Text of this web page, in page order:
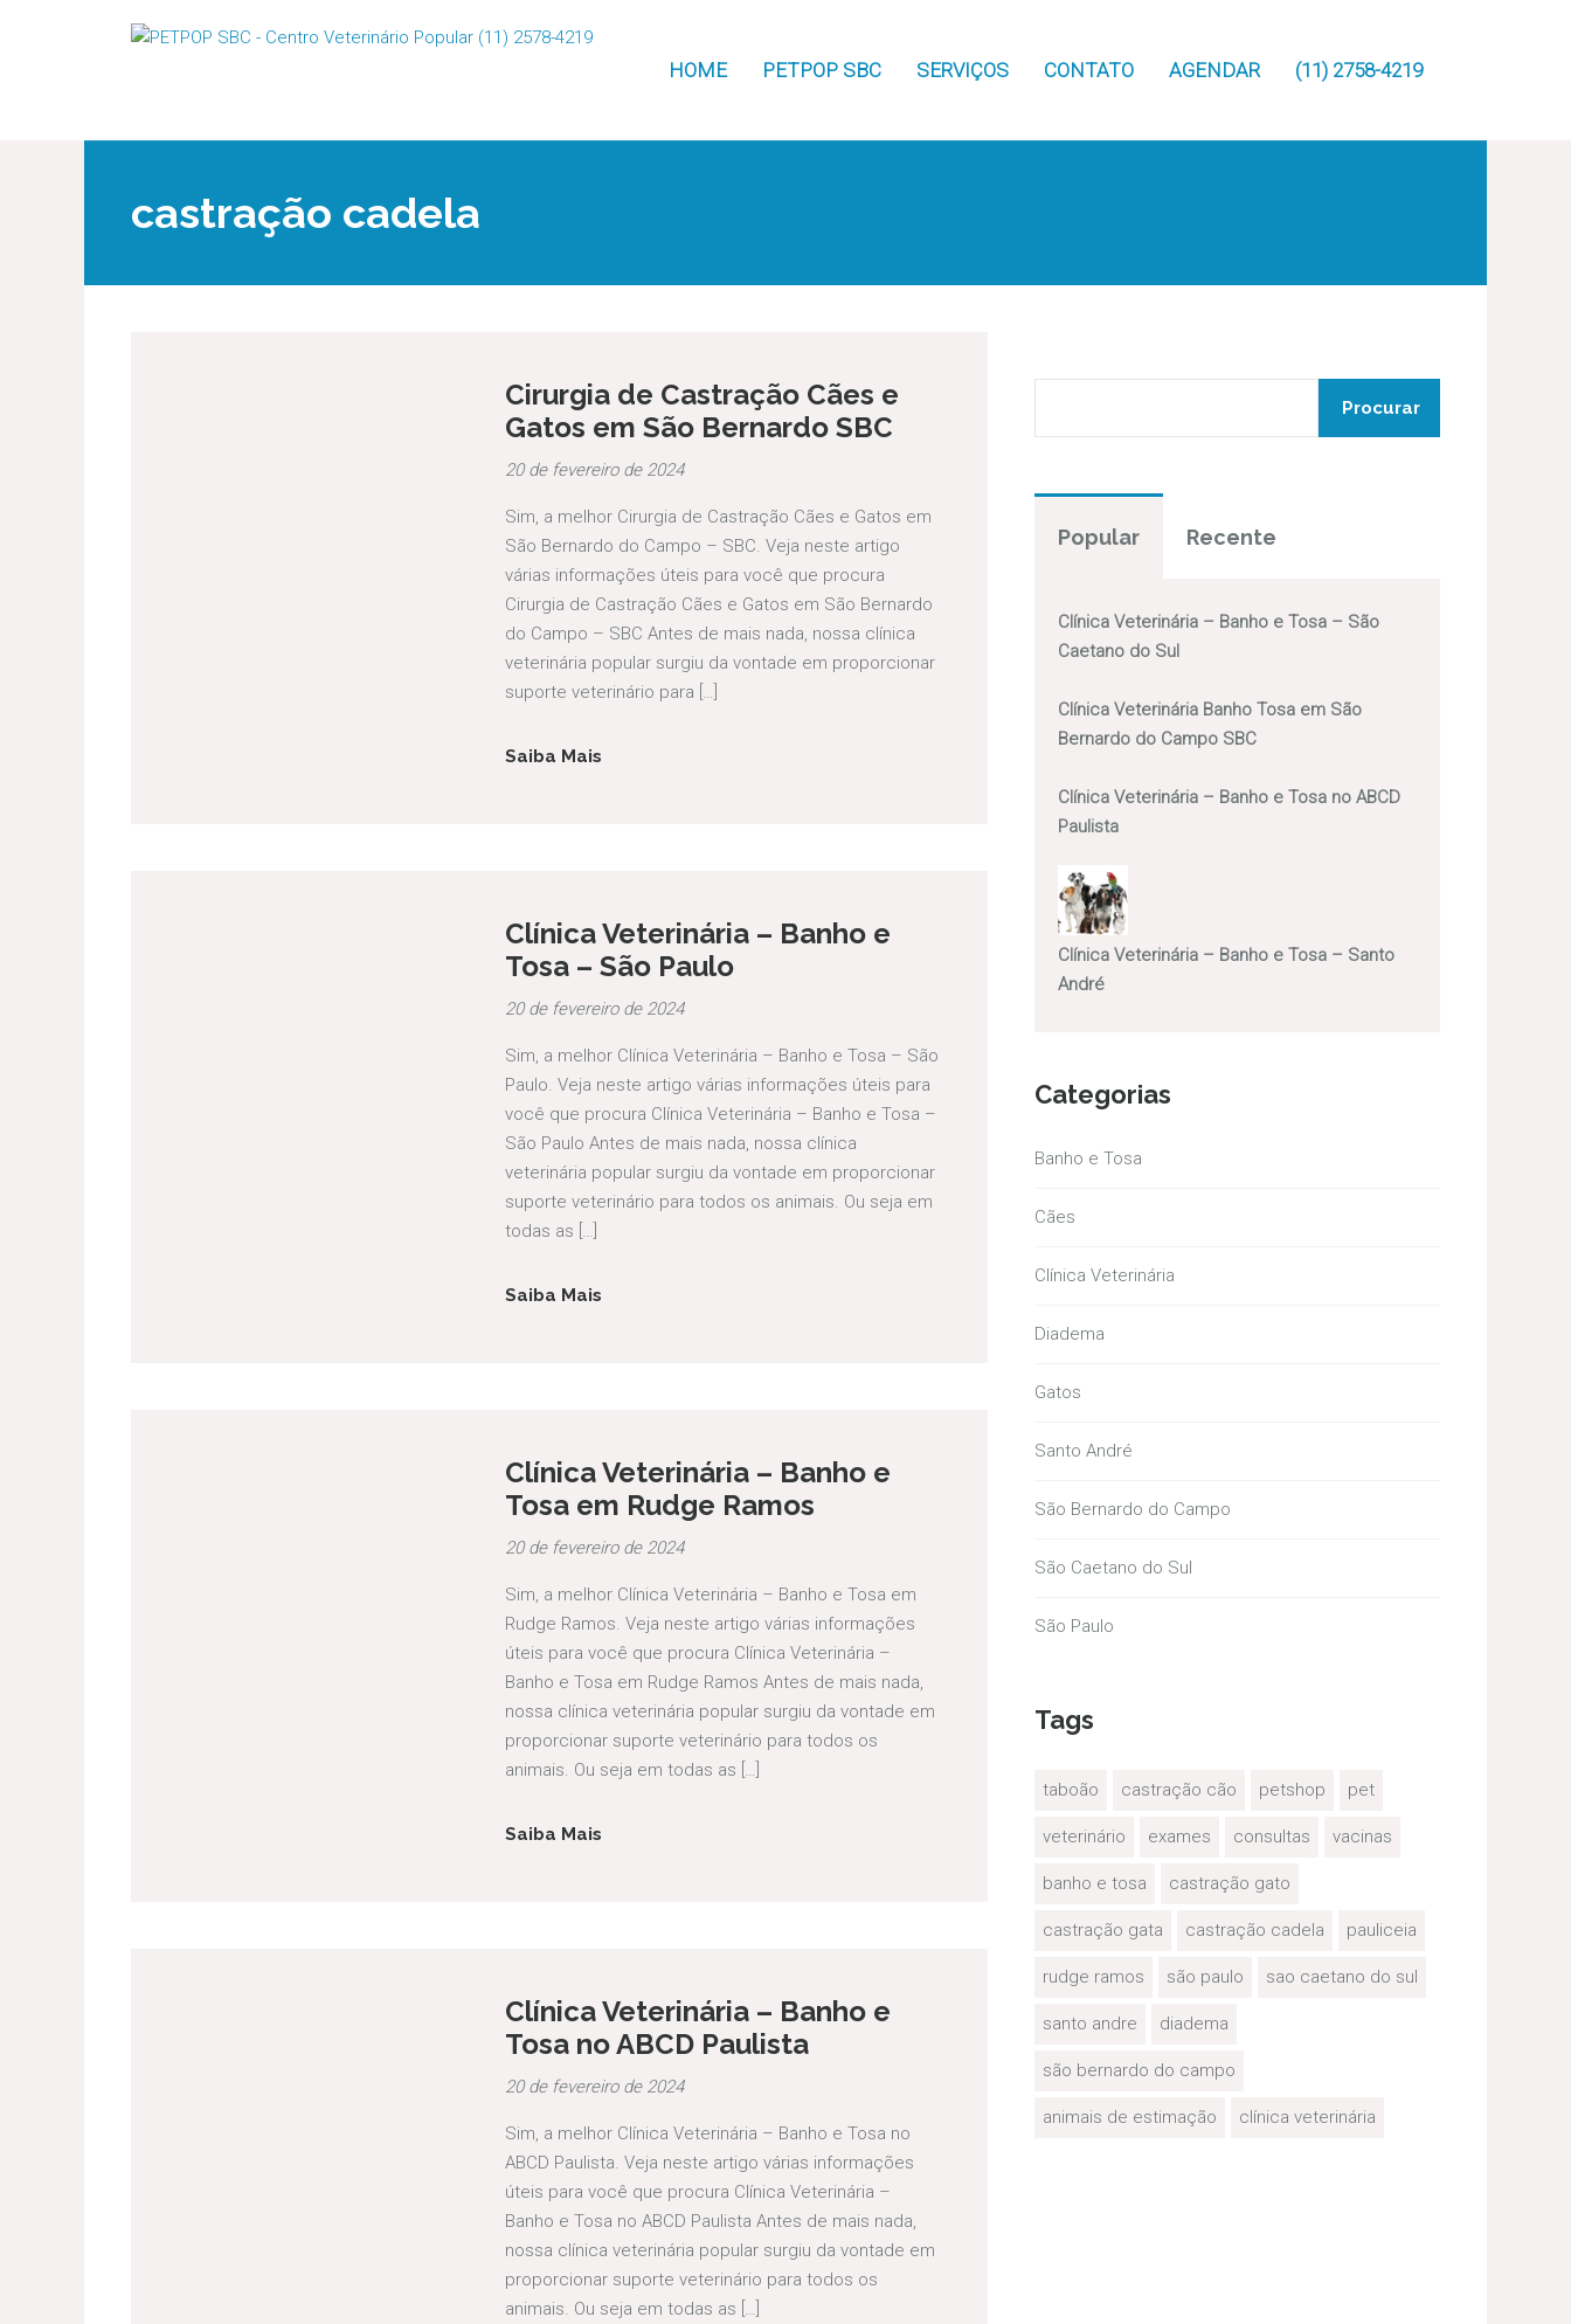
HOME PETPOP SBC SERVIÇOS CONTATO AGENDAR (11) 2758-4219
castração cadela
Cirurgia de Castração Cães e
Gatos em São Bernardo SBC
20 de fevereiro de 2024
Sim, a melhor Cirurgia de Castração Cães e Gatos em
São Bernardo do Campo – SBC. Veja neste artigo
várias informações úteis para você que procura
Cirurgia de Castração Cães e Gatos em São Bernardo
do Campo – SBC Antes de mais nada, nossa clínica
veterinária popular surgiu da vontade em proporcionar
suporte veterinário para […]
Saiba Mais
Clínica Veterinária – Banho e
Tosa – São Paulo
20 de fevereiro de 2024
Sim, a melhor Clínica Veterinária – Banho e Tosa – São
Paulo. Veja neste artigo várias informações úteis para
você que procura Clínica Veterinária – Banho e Tosa –
São Paulo Antes de mais nada, nossa clínica
veterinária popular surgiu da vontade em proporcionar
suporte veterinário para todos os animais. Ou seja em
todas as […]
Saiba Mais
Clínica Veterinária – Banho e
Tosa em Rudge Ramos
20 de fevereiro de 2024
Sim, a melhor Clínica Veterinária – Banho e Tosa em
Rudge Ramos. Veja neste artigo várias informações
úteis para você que procura Clínica Veterinária –
Banho e Tosa em Rudge Ramos Antes de mais nada,
nossa clínica veterinária popular surgiu da vontade em
proporcionar suporte veterinário para todos os
animais. Ou seja em todas as […]
Saiba Mais
Clínica Veterinária – Banho e
Tosa no ABCD Paulista
20 de fevereiro de 2024
Sim, a melhor Clínica Veterinária – Banho e Tosa no
ABCD Paulista. Veja neste artigo várias informações
úteis para você que procura Clínica Veterinária –
Banho e Tosa no ABCD Paulista Antes de mais nada,
nossa clínica veterinária popular surgiu da vontade em
proporcionar suporte veterinário para todos os
animais. Ou seja em todas as […]
Popular Recente
Clínica Veterinária – Banho e Tosa – São
Caetano do Sul
Clínica Veterinária Banho Tosa em São
Bernardo do Campo SBC
Clínica Veterinária – Banho e Tosa no ABCD
Paulista
Clínica Veterinária – Banho e Tosa – Santo
André
Categorias
Banho e Tosa
Cães
Clínica Veterinária
Diadema
Gatos
Santo André
São Bernardo do Campo
São Caetano do Sul
São Paulo
Tags
taboão castração cão petshop pet
veterinário exames consultas vacinas
banho e tosa castração gato
castração gata castração cadela pauliceia
rudge ramos são paulo sao caetano do sul
santo andre diadema
são bernardo do campo
animais de estimação clínica veterinária